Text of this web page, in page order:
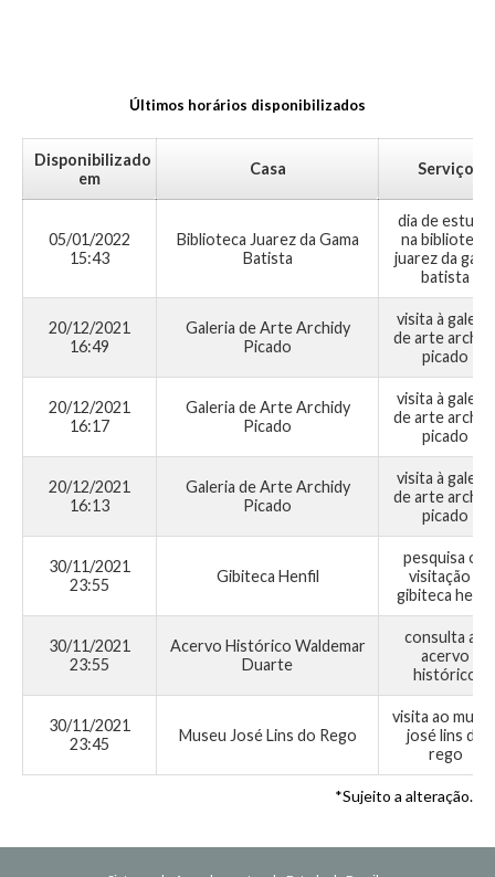
Últimos horários disponibilizados
Disponibilizado
em
Casa Serviço
05/01/2022
15:43
Biblioteca Juarez da Gama
Batista
dia de estudo
na biblioteca
juarez da
batista
20/12/2021
16:49
Galeria de Arte Archidy
Picado
visita à galeria
de arte
picado
20/12/2021
16:17
Galeria de Arte Archidy
Picado
visita à galeria
de arte
picado
20/12/2021
16:13
Galeria de Arte Archidy
Picado
visita à galeria
de arte
picado
30/11/2021
23:55
Gibiteca Henfil
pesquisa ou
visitação à
gibiteca henfil
30/11/2021
23:55
Acervo Histórico Waldemar
Duarte
consulta ao
acervo
histórico
30/11/2021
23:45
Museu José Lins do Rego
visita ao
josé lins do
rego
*Sujeito a alteração.